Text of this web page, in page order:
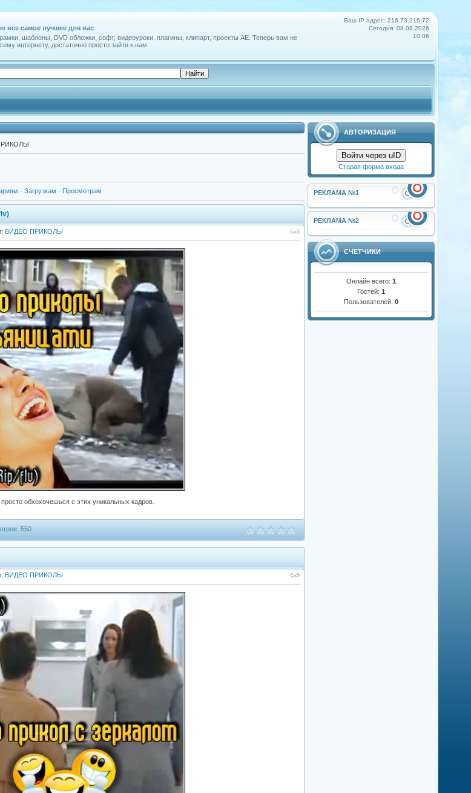
Ваш IP адрес: 216.73.216.72
Сегодня: 08.08.2026
10:06
все самое лучшее для вас
шаблоны, DVD обложки, софт, видеоуроки, плагины, клипарт, проекты АЕ. Теперь вам не
интернету, достаточно просто зайти к нам.
АВТОРИЗАЦИЯ
Войти через uID
Старая форма входа
РЕКЛАМА №1
РЕКЛАМА №2
СЧЕТЧИКИ
Онлайн всего:1
Гостей:1
Пользователей:0
· Загрузкам · Просмотрам
ВИДЕО ПРИКОЛЫ
обхохочешься с этих уникальных кадров.
550
ВИДЕО ПРИКОЛЫ